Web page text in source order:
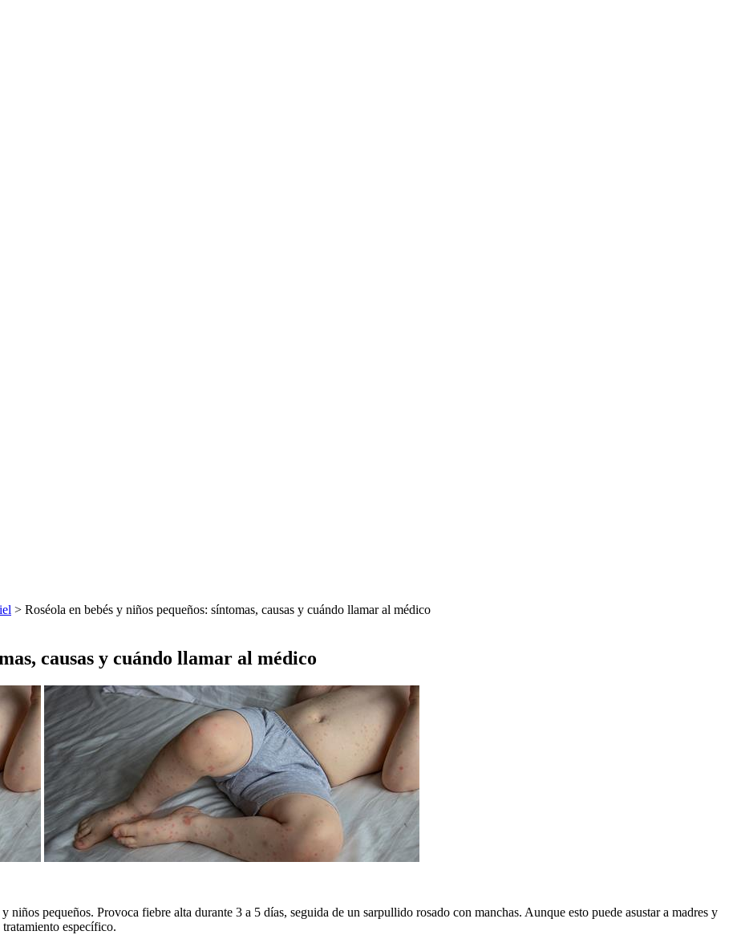
> Roséola en bebés y niños pequeños: síntomas, causas y cuándo llamar al médico
causas y cuándo llamar al médico
niños pequeños. Provoca fiebre alta durante 3 a 5 días, seguida de un sarpullido rosado con manchas. Aunque esto puede asustar a madres y
específico.